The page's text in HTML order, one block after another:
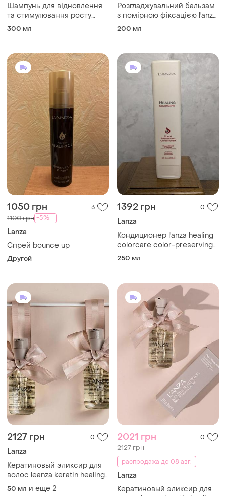
Шампунь для відновлення
та стимулювання росту
волосся lʼanza healing
300 мл
Розгладжувальний бальзам
з помірною фіксацією l'anza
healing style smoother balm
200 мл
1050 грн 3
1100 грн -5%
Lanza
Спрей bounce up
Другой
1392 грн 0
Lanza
Кондиционер l'anza healing
colorcare color-preserving
conditioner предназначен
250 мл
2127 грн 0
Lanza
Кератиновый эликсир для
волос leanza keratin healing
oil treatment
50 мл и еще 2
2021 грн 0
2127 грн
распродажа до 08 авг.
Lanza
Кератиновый эликсир для